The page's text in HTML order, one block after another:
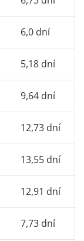
6,0 dní
5,18 dní
9,64 dní
12,73 dní
13,55 dní
12,91 dní
7,73 dní